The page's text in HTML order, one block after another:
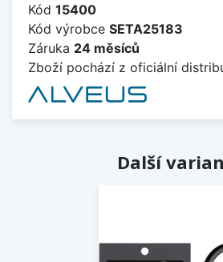
Kód 15400
Kód výrobce SETA25183
Záruka 24 měsíců
Zboží pochází z oficiální
Další